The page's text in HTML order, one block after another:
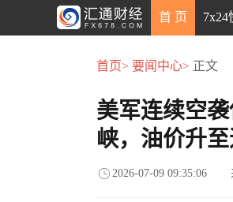
首 页 7x24
首页> 要闻中心> 正文
美军连续空
峡，油价升
2026-07-09 09:35:06